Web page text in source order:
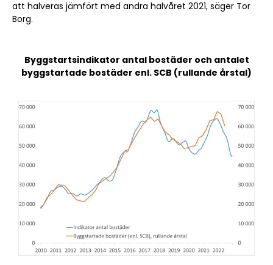
att halveras jämfört med andra halvåret 2021, säger Tor
Borg.
Byggstartsindikator antal bostäder och antalet
byggstartade bostäder enl. SCB (rullande årstal)